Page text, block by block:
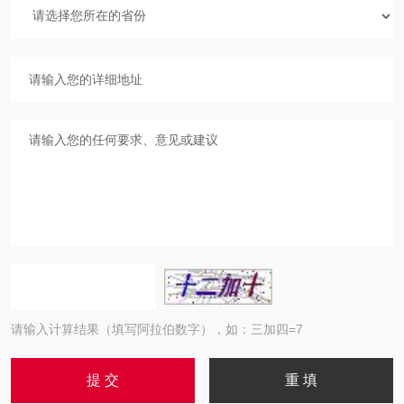
请输入计算结果（填写阿拉伯数字），如：三加四=7